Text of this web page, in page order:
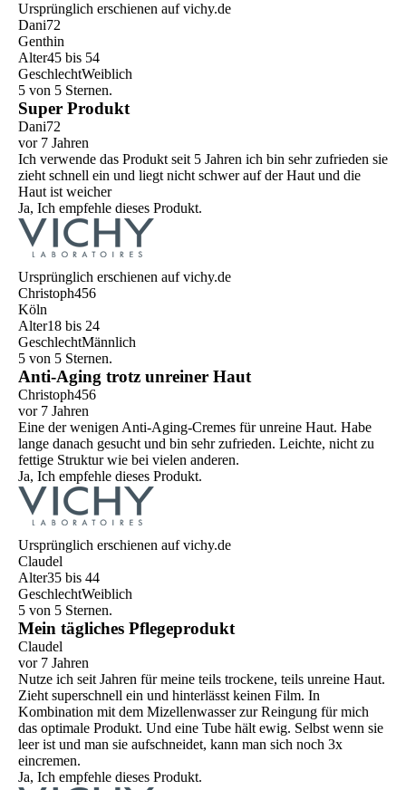
Ursprünglich erschienen auf vichy.de
Dani72
Genthin
Alter45 bis 54
GeschlechtWeiblich
5 von 5 Sternen.
Super Produkt
Dani72
vor 7 Jahren
Ich verwende das Produkt seit 5 Jahren ich bin sehr zufrieden sie
zieht schnell ein und liegt nicht schwer auf der Haut und die
Haut ist weicher
Ja, Ich empfehle dieses Produkt.
Ursprünglich erschienen auf vichy.de
Christoph456
Köln
Alter18 bis 24
GeschlechtMännlich
5 von 5 Sternen.
Anti-Aging trotz unreiner Haut
Christoph456
vor 7 Jahren
Eine der wenigen Anti-Aging-Cremes für unreine Haut. Habe
lange danach gesucht und bin sehr zufrieden. Leichte, nicht zu
fettige Struktur wie bei vielen anderen.
Ja, Ich empfehle dieses Produkt.
Ursprünglich erschienen auf vichy.de
Claudel
Alter35 bis 44
GeschlechtWeiblich
5 von 5 Sternen.
Mein tägliches Pflegeprodukt
Claudel
vor 7 Jahren
Nutze ich seit Jahren für meine teils trockene, teils unreine Haut.
Zieht superschnell ein und hinterlässt keinen Film. In
Kombination mit dem Mizellenwasser zur Reingung für mich
das optimale Produkt. Und eine Tube hält ewig. Selbst wenn sie
leer ist und man sie aufschneidet, kann man sich noch 3x
eincremen.
Ja, Ich empfehle dieses Produkt.